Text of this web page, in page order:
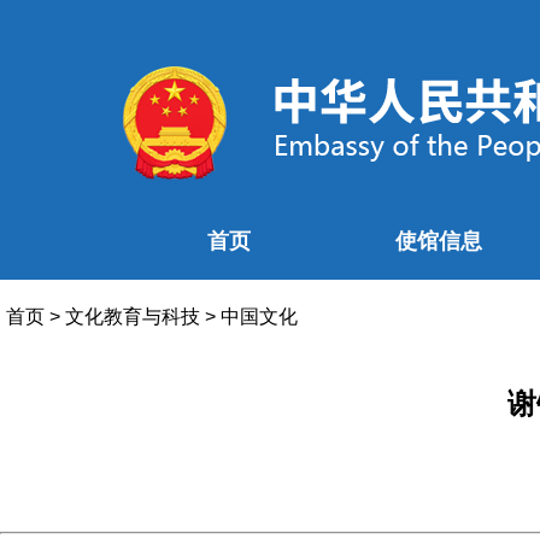
首页 使馆信息
首页 > 文化教育与科技 > 中国文化